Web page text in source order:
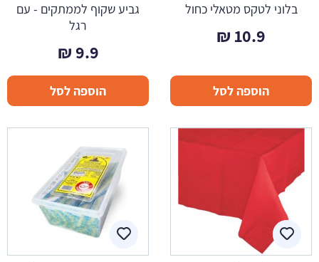
בלוני לטקס מטאלי כחול
10.9
₪
הוספה לסל
גביע שקוף לממתקים - עם
רגל
9.9
₪
הוספה לסל